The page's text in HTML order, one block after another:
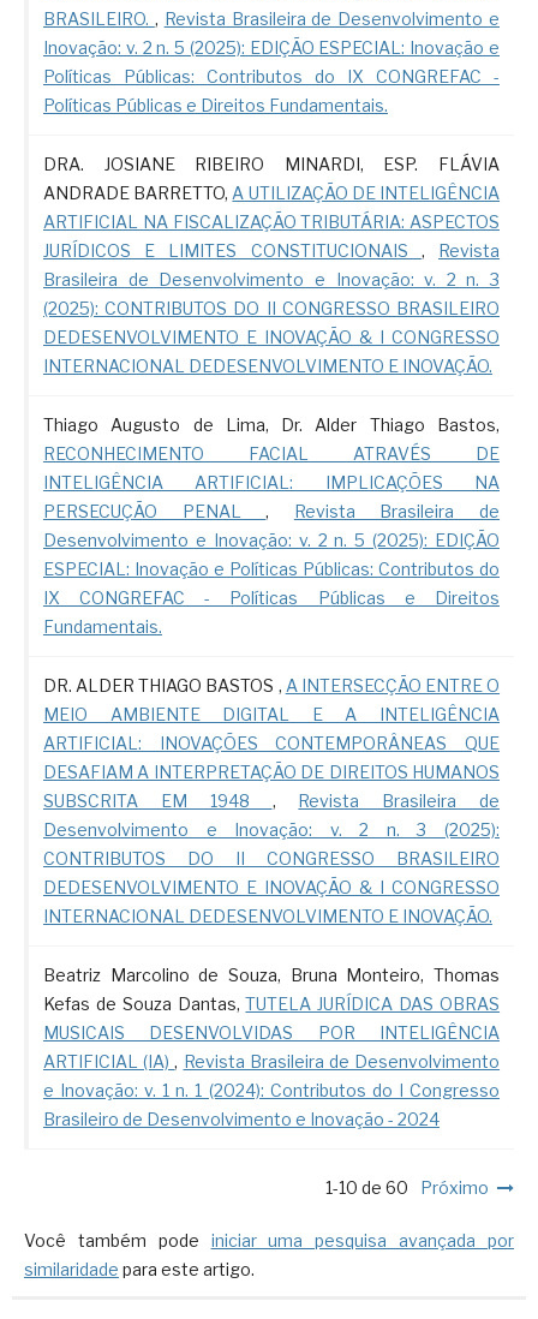
BRASILEIRO. , Revista Brasileira de Desenvolvimento e
Inovação: v. 2 n. 5 (2025): EDIÇÃO ESPECIAL: Inovação e
Políticas Públicas: Contributos do IX CONGREFAC -
Políticas Públicas e Direitos Fundamentais.
DRA. JOSIANE RIBEIRO MINARDI, ESP. FLÁVIA
ANDRADE BARRETTO, A UTILIZAÇÃO DE INTELIGÊNCIA
ARTIFICIAL NA FISCALIZAÇÃO TRIBUTÁRIA: ASPECTOS
JURÍDICOS E LIMITES CONSTITUCIONAIS , Revista
Brasileira de Desenvolvimento e Inovação: v. 2 n. 3
(2025): CONTRIBUTOS DO II CONGRESSO BRASILEIRO
DEDESENVOLVIMENTO E INOVAÇÃO & I CONGRESSO
INTERNACIONAL DEDESENVOLVIMENTO E INOVAÇÃO.
Thiago Augusto de Lima, Dr. Alder Thiago Bastos,
RECONHECIMENTO FACIAL ATRAVÉS DE
INTELIGÊNCIA ARTIFICIAL: IMPLICAÇÕES NA
PERSECUÇÃO PENAL, Revista Brasileira de
Desenvolvimento e Inovação: v. 2 n. 5 (2025): EDIÇÃO
ESPECIAL: Inovação e Políticas Públicas: Contributos do
IX CONGREFAC - Políticas Públicas e Direitos
Fundamentais.
DR. ALDER THIAGO BASTOS , A INTERSECÇÃO ENTRE O
MEIO AMBIENTE DIGITAL E A INTELIGÊNCIA
ARTIFICIAL: INOVAÇÕES CONTEMPORÂNEAS QUE
DESAFIAM A INTERPRETAÇÃO DE DIREITOS HUMANOS
SUBSCRITA EM 1948 , Revista Brasileira de
Desenvolvimento e Inovação: v. 2 n. 3 (2025):
CONTRIBUTOS DO II CONGRESSO BRASILEIRO
DEDESENVOLVIMENTO E INOVAÇÃO & I CONGRESSO
INTERNACIONAL DEDESENVOLVIMENTO E INOVAÇÃO.
Beatriz Marcolino de Souza, Bruna Monteiro, Thomas
Kefas de Souza Dantas,TUTELA JURÍDICA DAS OBRAS
MUSICAIS DESENVOLVIDAS POR INTELIGÊNCIA
ARTIFICIAL (IA), Revista Brasileira de Desenvolvimento
e Inovação: v. 1 n. 1 (2024): Contributos do I Congresso
Brasileiro de Desenvolvimento e Inovação - 2024
1-10 de 60 Próximo
Você também pode iniciar uma pesquisa avançada por
similaridade para este artigo.